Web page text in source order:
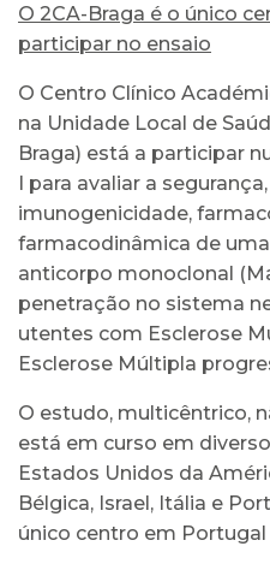
O 2CA-Braga é o único
participar no ensaio
O Centro Clínico
na Unidade Local de
Braga) está a participar
I para avaliar a
imunogenicidade,
farmacodinâmica de
anticorpo monoclonal
penetração no sistema
utentes com Esclerose
Esclerose Múltipla
O estudo, multicêntrico,
está em curso em
Estados Unidos da
Bélgica, Israel, Itália e
único centro em